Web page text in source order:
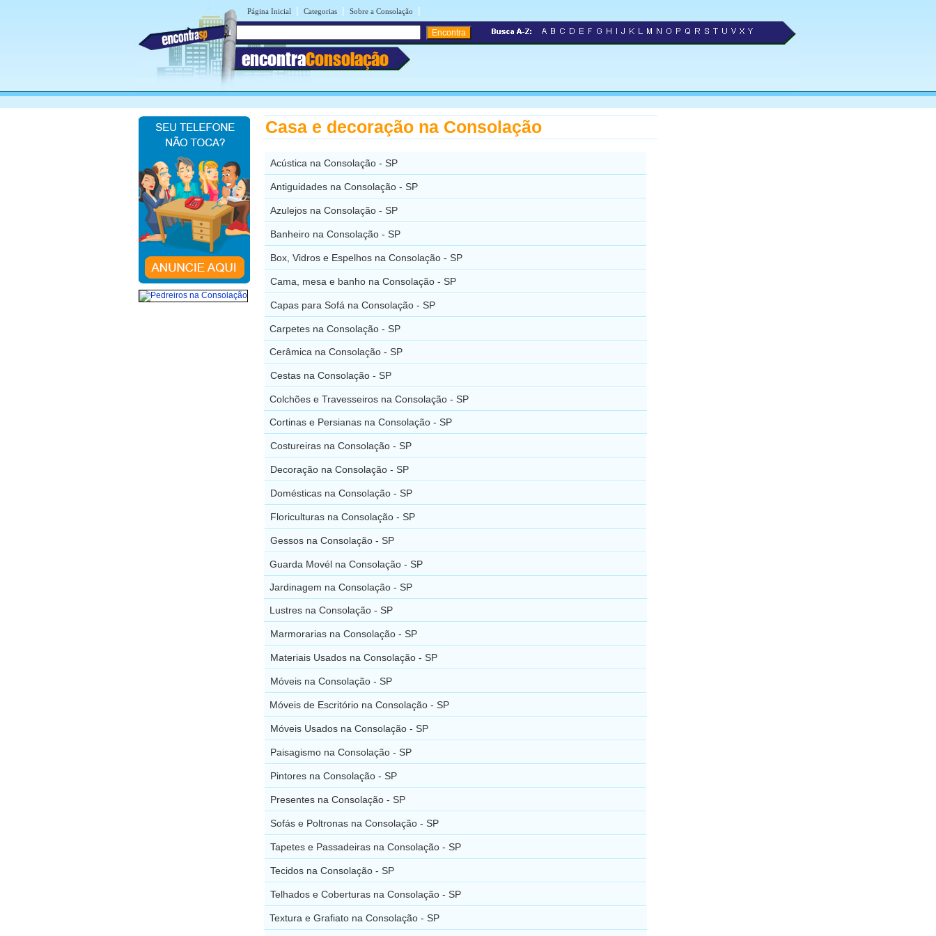
Página Inicial | Categorias | Sobre a Consolação |
encontraConsolação
Casa e decoração na Consolação
Acústica na Consolação - SP
Antiguidades na Consolação - SP
Azulejos na Consolação - SP
Banheiro na Consolação - SP
Box, Vidros e Espelhos na Consolação - SP
Cama, mesa e banho na Consolação - SP
Capas para Sofá na Consolação - SP
Carpetes na Consolação - SP
Cerâmica na Consolação - SP
Cestas na Consolação - SP
Colchões e Travesseiros na Consolação - SP
Cortinas e Persianas na Consolação - SP
Costureiras na Consolação - SP
Decoração na Consolação - SP
Domésticas na Consolação - SP
Floriculturas na Consolação - SP
Gessos na Consolação - SP
Guarda Movél na Consolação - SP
Jardinagem na Consolação - SP
Lustres na Consolação - SP
Marmorarias na Consolação - SP
Materiais Usados na Consolação - SP
Móveis na Consolação - SP
Móveis de Escritório na Consolação - SP
Móveis Usados na Consolação - SP
Paisagismo na Consolação - SP
Pintores na Consolação - SP
Presentes na Consolação - SP
Sofás e Poltronas na Consolação - SP
Tapetes e Passadeiras na Consolação - SP
Tecidos na Consolação - SP
Telhados e Coberturas na Consolação - SP
Textura e Grafiato na Consolação - SP